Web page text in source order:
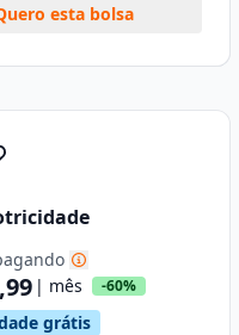
esta bolsa
| mês -60%
grátis